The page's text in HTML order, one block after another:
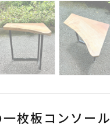
枚板コンソール